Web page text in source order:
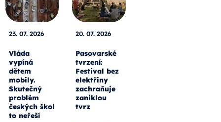
23. 07. 2026
Vláda
vypíná
dětem
mobily.
Skutečný
problém
českých škol
to neřeší
20. 07. 2026
Pasovarské
tvrzení:
Festival bez
elektřiny
zachraňuje
zaniklou
tvrz